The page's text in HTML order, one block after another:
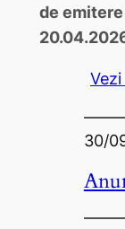
de
30/